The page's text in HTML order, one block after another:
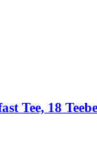
Tee, 18